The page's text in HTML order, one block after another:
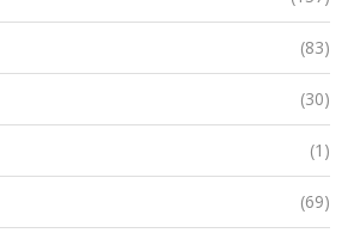
(83)
(30)
(1)
(69)